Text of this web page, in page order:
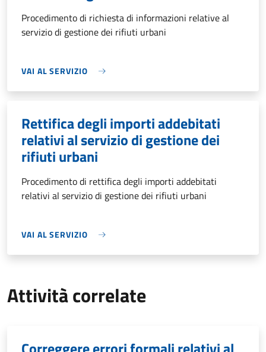
Procedimento di richiesta di informazioni relative al
servizio di gestione dei rifiuti urbani
VAI AL SERVIZIO
Rettifica degli importi addebitati
relativi al servizio di gestione dei
rifiuti urbani
Procedimento di rettifica degli importi addebitati
relativi al servizio di gestione dei rifiuti urbani
VAI AL SERVIZIO
Attività correlate